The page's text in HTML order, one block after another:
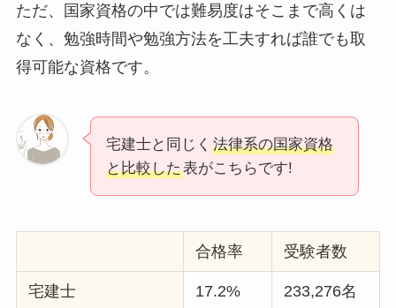
ただ、国家資格の中では難易度はそこまで高くは
なく、勉強時間や勉強方法を工夫すれば誰でも取
得可能な資格です。
宅建士と同じく 法律系の国家資格
と比較した表がこちらです!
合格率 受験者数
宅建士 17.2% 233,276名